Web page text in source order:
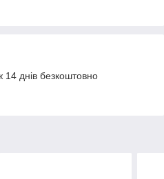
днів безкоштовно